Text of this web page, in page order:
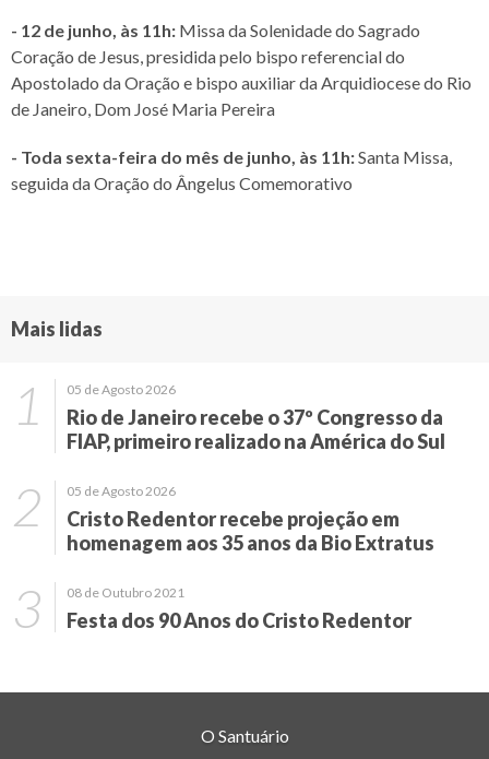
- 12 de junho, às 11h: Missa da Solenidade do Sagrado
Coração de Jesus, presidida pelo bispo referencial do
Apostolado da Oração e bispo auxiliar da Arquidiocese do Rio
de Janeiro, Dom José Maria Pereira
- Toda sexta-feira do mês de junho, às 11h:Santa Missa,
seguida da Oração do Ângelus Comemorativo
Mais lidas
05 de Agosto 2026
Rio de Janeiro recebe o 37º Congresso da
FIAP, primeiro realizado na América do Sul
05 de Agosto 2026
Cristo Redentor recebe projeção em
homenagem aos 35 anos da Bio Extratus
08 de Outubro 2021
Festa dos 90 Anos do Cristo Redentor
O Santuário